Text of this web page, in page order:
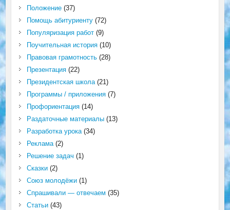
Положение(37)
Помощь абитуриенту(72)
Популяризация работ(9)
Поучительная история(10)
Правовая грамотность(28)
Презентация(22)
Президентская школа(21)
Программы / приложения(7)
Профориентация(14)
Раздаточные материалы(13)
Разработка урока(34)
Реклама(2)
Решение задач (1)
Сказки(2)
Союз молодёжи(1)
Спрашивали — отвечаем (35)
Статьи(43)